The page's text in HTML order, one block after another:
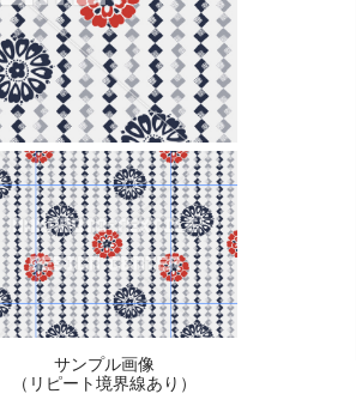
サンプル画像
（リピート境界線あり）